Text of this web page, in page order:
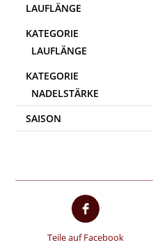
SAISON
Teile auf Facebook